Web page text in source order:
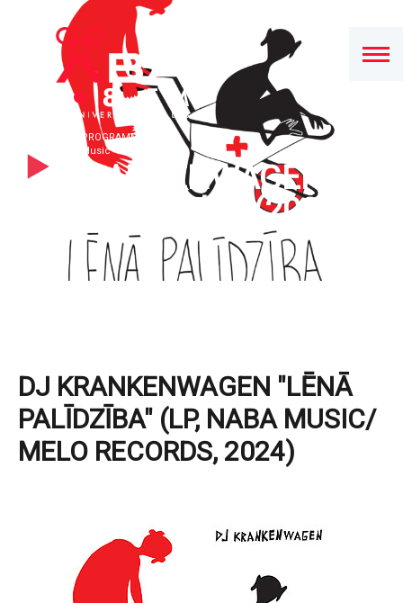
PROGRAMMA
Music
PAŠLAIK SKAN
trickpony - Heart2Heart
DJ KRANKENWAGEN
"Lēnā palīdzība" (2024)
DJ KRANKENWAGEN "LĒNĀ
PALĪDZĪBA" (LP, NABA MUSIC/
MELO RECORDS, 2024)